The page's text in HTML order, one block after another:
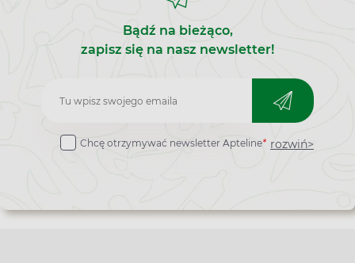
Bądź na bieżąco,
zapisz się na nasz newsletter!
Zapisz
do
Chcę otrzymywać newsletter Apteline* rozwiń>